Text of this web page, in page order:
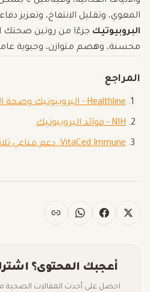
المعوي، وتقليل الانتفاخ، وتعزيز
البروبيوتيك جزءًا من روتين صحتك
محسنة، وهضم متوازن، وحيوية
المراجع
Healthline - البروبيوتيك وصحة المناعة
NIH - فوائد البروبيوتيك
VitaCed Immune: دعم مناعي ثلاثي الفعالية للبرد والإنفلونزا.
أعجبك المحتوى؟
احصل على أحدث المقالات الصحية